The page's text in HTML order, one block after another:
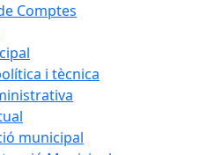
Comptes
i tècnica
municipal